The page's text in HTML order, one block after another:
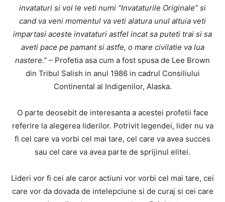
invataturi si voi le veti numi “Invataturile Originale” si
cand va veni momentul va veti alatura unul altuia veti
impartasi aceste invataturi astfel incat sa puteti trai si sa
aveti pace pe pamant si astfe, o mare civilatie va lua
nastere.” – Profetia asa cum a fost spusa de Lee Brown
din Tribul Salish in anul 1986 in cadrul Consiliului
Continental al Indigenilor, Alaska.
O parte deosebit de interesanta a acestei profetii face
referire la alegerea liderilor. Potrivit legendei, lider nu va
fi cel care va vorbi cel mai tare, cel care va avea succes
sau cel care va avea parte de sprijinul elitei.
Lideri vor fi cei ale caror actiuni vor vorbi cel mai tare, cei
care vor da dovada de intelepciune si de curaj si cei care